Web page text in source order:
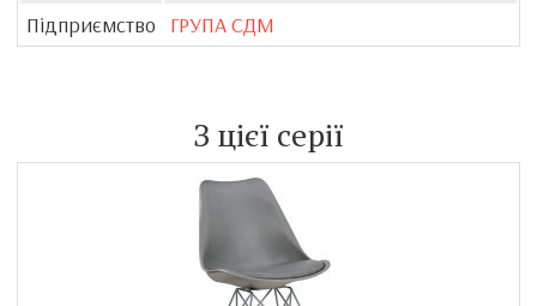
Підприємство
ГРУПА СДМ
З цієї серії